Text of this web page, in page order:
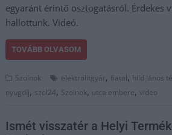
egyaránt érintő osztogatásról. Érdekes
hallottunk. Videó.
TOVÁBB OLVASOM
Szolnok elektrolitgyár, fiatal, hild jános
nyugdíj, szol24, Szolnok, utca embere,video
Ismét visszatér a Helyi